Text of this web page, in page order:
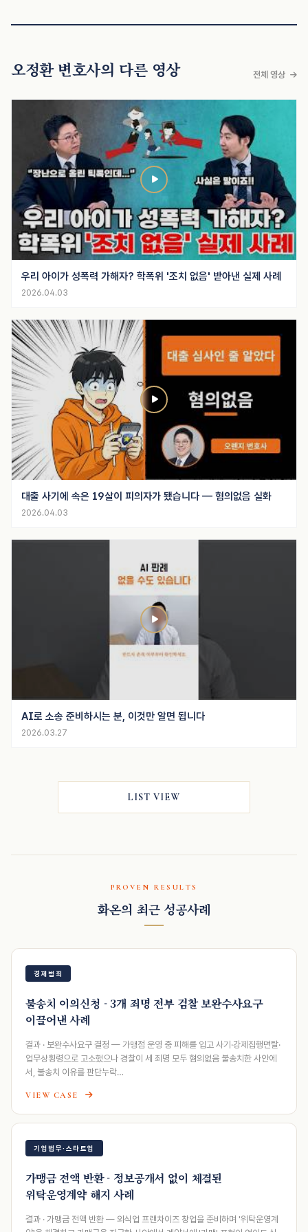
오정환 변호사의 다른 영상 전체 영상
우리 아이가 성폭력 가해자? 학폭위 '조치 없음' 받아낸 실제 사례
2026.04.03
대출 사기에 속은 19살이 피의자가 됐습니다 — 혐의없음 실화
2026.04.03
AI로 소송 준비하시는 분, 이것만 알면 됩니다
2026.03.27
LIST VIEW
PROVEN RESULTS
화온의 최근 성공사례
경제범죄
불송치 이의신청 - 3개 죄명 전부 검찰 보완수사요구
이끌어낸 사례
결과 · 보완수사요구 결정 — 가맹점 운영 중 피해를 입고 사기·강제집행면탈·
업무상횡령으로 고소했으나 경찰이 세 죄명 모두 혐의없음 불송치한 사안에
서, 불송치 이유를 판단누락…
VIEW CASE
기업법무·스타트업
가맹금 전액 반환 - 정보공개서 없이 체결된
위탁운영계약 해지 사례
결과 · 가맹금 전액 반환 — 외식업 프랜차이즈 창업을 준비하며 '위탁운영계